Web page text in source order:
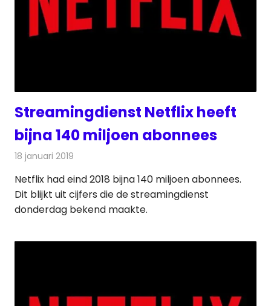
Streamingdienst Netflix heeft
bijna 140 miljoen abonnees
18 januari 2019
Netflix had eind 2018 bijna 140 miljoen abonnees.
Dit blijkt uit cijfers die de streamingdienst
donderdag bekend maakte.